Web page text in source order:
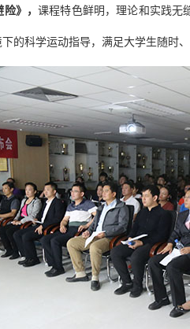
险》，课程特色鲜明，理论和实践无
的科学运动指导，满足大学生随时